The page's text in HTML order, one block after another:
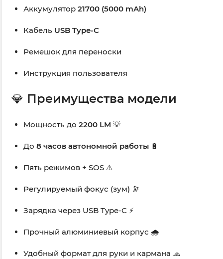
Аккумулятор 21700 (5000 mAh)
Кабель USB Type-C
Ремешок для переноски
Инструкция пользователя
💎 Преимущества модели
Мощность до 2200 LM 💡
До 8 часов автономной работы 🔋
Пять режимов + SOS ⚠️
Регулируемый фокус (зум) 🔭
Зарядка через USB Type-C ⚡
Прочный алюминиевый корпус 🌧️
Удобный формат для руки и кармана 🧢